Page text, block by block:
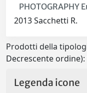
PHOTOGRAPHY
2013 Sacchetti R.
Prodotti della
Decrescente ordine):
Legenda icone